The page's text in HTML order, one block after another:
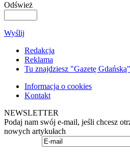
Odśwież
Wyślij
Redakcja
Reklama
Tu znajdziesz "Gazetę Gdańską"
Informacja o cookies
Kontakt
NEWSLETTER
Podaj nam swój e-mail, jeśli chcesz
nowych artykułach